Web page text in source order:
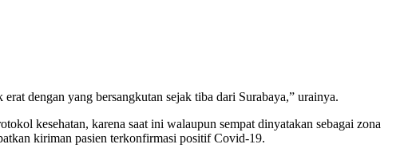
dengan yang bersangkutan sejak tiba dari Surabaya,” urainya.
kesehatan, karena saat ini walaupun sempat dinyatakan sebagai zona
kiriman pasien terkonfirmasi positif Covid-19.